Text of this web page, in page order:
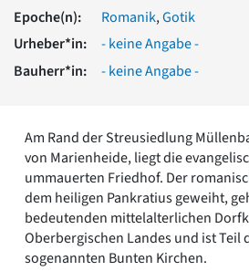
Romanik
Vorromanik
Römische Antike
Über uns
Fachbeirat
Freunde & Förderer
Kontakt
Impressum
Datenschutz
Suchbegriff eingeben
Epoche(n):
Romanik,Gotik
Urheber*in:
- keine Angabe -
Bauherr*in:
- keine Angabe -
Am Rand der Streusiedlung
von Marienheide, liegt die
ummauerten Friedhof. Der
dem heiligen Pankratius geweiht,
bedeutenden mittelalterlichen
Oberbergischen Landes und ist Teil
sogenannten Bunten Kirchen.